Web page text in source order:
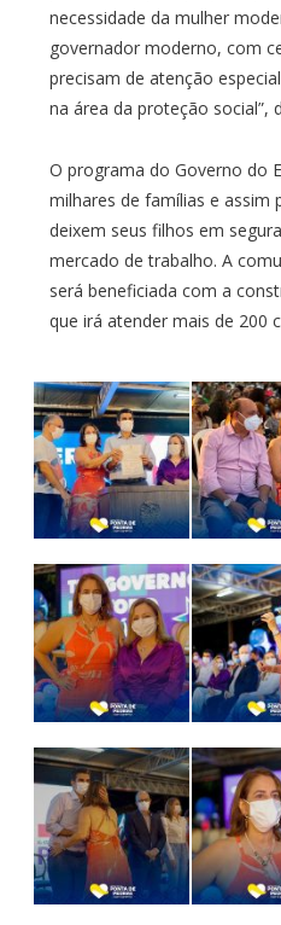
necessidade da mulher
governador moderno, com
precisam de atenção
na área da proteção social”,
O programa do Governo do
milhares de famílias e assim
deixem seus filhos em
mercado de trabalho. A
será beneficiada com a
que irá atender mais de 200